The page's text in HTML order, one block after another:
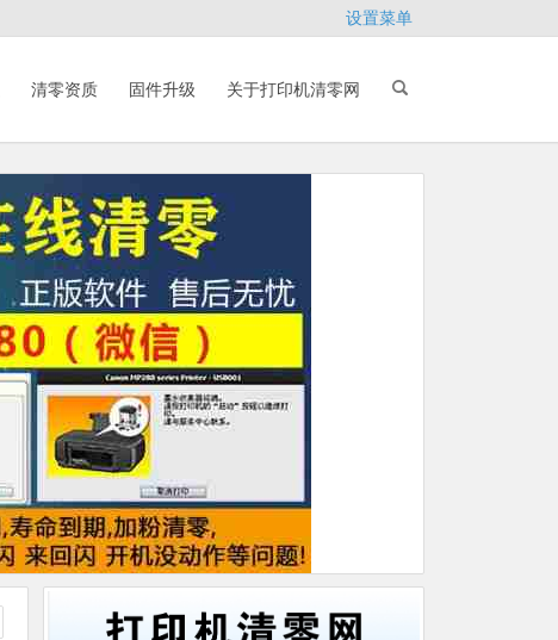
设置菜单
清零资质 固件升级 关于打印机清零网